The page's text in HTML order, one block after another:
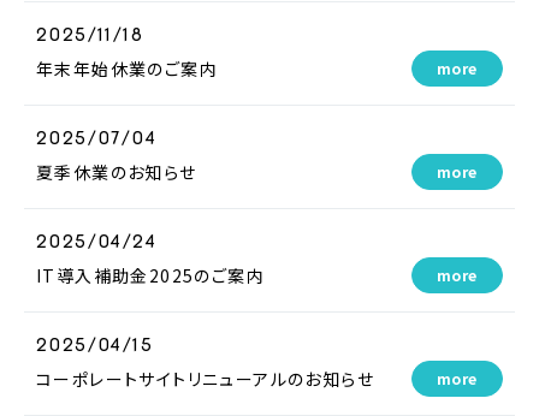
2025/11/18
年末年始休業のご案内 more
2025/07/04
夏季休業のお知らせ more
2025/04/24
IT導入補助金2025のご案内 more
2025/04/15
コーポレートサイトリニューアルのお知らせ more